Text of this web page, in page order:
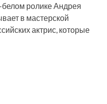
ролике Андрея
в мастерской
актрис, которые